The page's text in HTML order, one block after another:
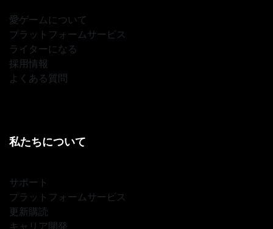
愛ゲームについて
プラットフォームサービス
ライターになる
採用情報
よくある質問
私たちについて
サポート
プラットフォームサービス
更新購読
キャリア開発